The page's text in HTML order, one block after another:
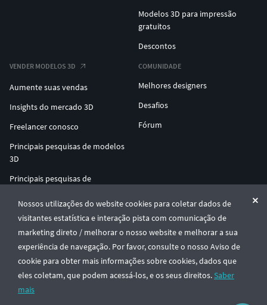
Nossos utilizações do website cookies para coletar dados de
visitantes estatística e interação pista com comunicação de
marketing direto / melhorar o nosso website e melhorar a sua
experiência de navegação. Por favor, consulte o nosso Aviso de
cookie para obter mais informações sobre cookies, dados que
eles coletam, que podem acessá-los, e os seus direitos. Saber
mais
Modelos 3D para impressão
gratuitos
Descontos
VENDER MODELOS 3D
Aumente suas vendas
Insights do mercado 3D
Freelancer conosco
Principais pesquisas de modelos
3D
Principais pesquisas de
COMUNIDADE
Melhores designers
Desafios
Fórum
ENTERPRISE 3D AT SCALE
© CGTrader 2011-2026
UAB CGTrader, Antakalnio st. 17, Vilnius, Lithuania
Termos e CondiçõesPrivacidade🇵🇹 Português